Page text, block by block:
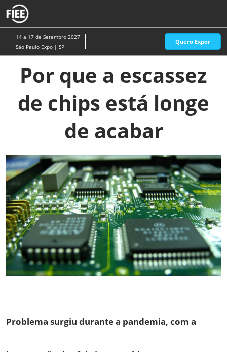
Pular
para
o
conteúdo
14 a 17 de Setembro 2027
São Paulo Expo | SP
Quero Expor
Por que a escassez
de chips está longe
de acabar
Problema surgiu durante a pandemia, com a